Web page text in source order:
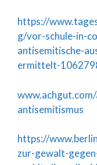
https://
g/vor-schule-in-
antisemitische-
ermittelt-
antisemitismus
https://
zur-gewalt-